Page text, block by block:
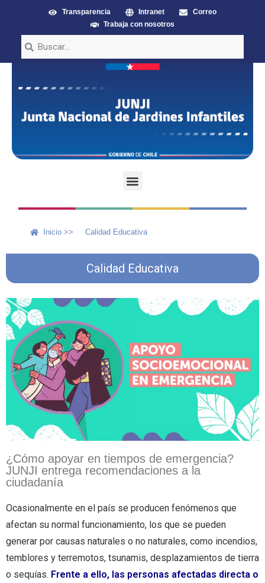
Transparencia Intranet
Correo
Trabaja con nosotros
Inicio >> Calidad Educativa
Calidad Educativa
¿Cómo apoyar en tiempos de emergencia?
JUNJI entrega recomendaciones a la
ciudadanía
Ocasionalmente en el país se producen fenómenos que
afectan su normal funcionamiento, los que se pueden
generar por causas naturales o no naturales, como incendios,
temblores y terremotos, tsunamis, desplazamientos de tierra
o sequías. Frente a ello, las personas afectadas directa o